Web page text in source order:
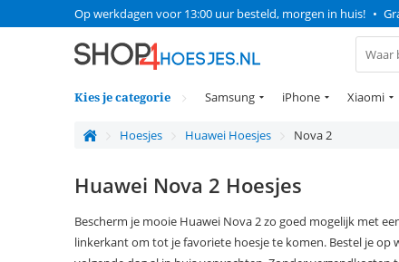
Op werkdagen voor 13:00 uur besteld, morgen in huis! •
Kies je categorie Samsung iPhone Xiaomi
Hoesjes Huawei Hoesjes Nova 2
Huawei Nova 2 Hoesjes
Bescherm je mooie Huawei Nova 2 zo goed mogelijk met
linkerkant om tot je favoriete hoesje te komen. Bestel je op